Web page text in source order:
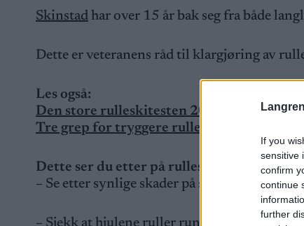
If you
sensitive
confirm
continue
further
Skinstad har over 15 år bak seg fra både
Dette er veteranens råd til klargjøring av
Les også:
Den store rulleskitesten 2023
Tre grep for tryggere rulleskitrening
Dette ser du etter på rulleskiene
– Se etter synlige skader på stammen,
– Sjekk at hjulene ruller rundt, at de ruller